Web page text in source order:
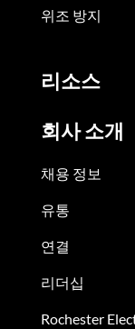
위조 방지
리소스
회사 소개
채용 정보
유통
연결
리더십
Rochester